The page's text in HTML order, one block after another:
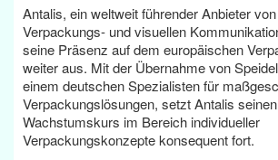
Antalis, ein weltweit führender Anbieter
Verpackungs- und visuellen
seine Präsenz auf dem europäischen
weiter aus. Mit der Übernahme von
einem deutschen Spezialisten für
Verpackungslösungen, setzt Antalis
Wachstumskurs im Bereich individueller
Verpackungskonzepte konsequent fort.